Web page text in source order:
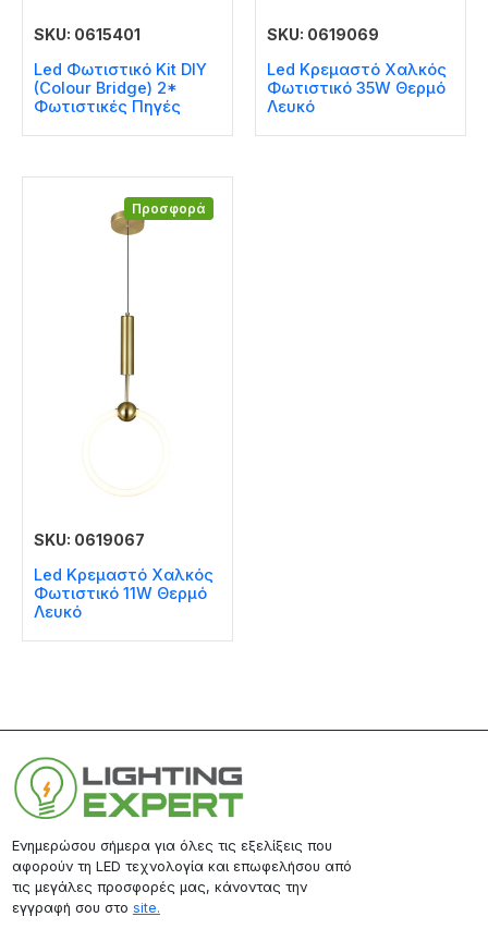
SKU: 0615401
Led Φωτιστικό Kit DIY
(Colour Bridge) 2*
Φωτιστικές Πηγές
SKU: 0619069
Led Κρεμαστό Χαλκός
Φωτιστικό 35W Θερμό
Λευκό
Προσφορά
SKU: 0619067
Led Κρεμαστό Χαλκός
Φωτιστικό 11W Θερμό
Λευκό
Ενημερώσου σήμερα για όλες τις εξελίξεις που
αφορούν τη LED τεχνολογία και επωφελήσου από
τις μεγάλες προσφορές μας, κάνοντας την
εγγραφή σου στο site.